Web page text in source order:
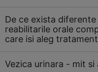
De ce exista
reabilitarile orale
care isi aleg
Vezica urinara - mit si